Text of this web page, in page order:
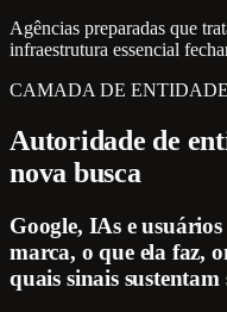
Agências preparadas que
infraestrutura essencial
CAMADA DE
Autoridade de
nova busca
Google, IAs e
marca, o que ela faz,
quais sinais